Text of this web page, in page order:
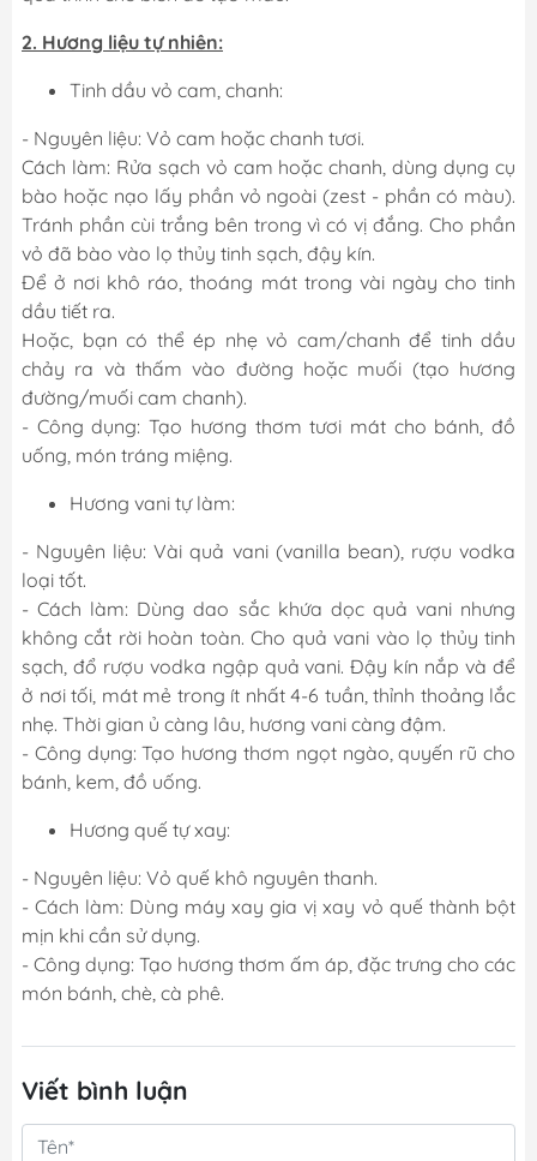
2. Hương liệu tự nhiên:
Tinh dầu vỏ cam, chanh:
- Nguyên liệu: Vỏ cam hoặc chanh tươi.
Cách làm: Rửa sạch vỏ cam hoặc chanh, dùng dụng cụ
bào hoặc nạo lấy phần vỏ ngoài (zest - phần có màu).
Tránh phần cùi trắng bên trong vì có vị đắng. Cho phần
vỏ đã bào vào lọ thủy tinh sạch, đậy kín.
Để ở nơi khô ráo, thoáng mát trong vài ngày cho tinh
dầu tiết ra.
Hoặc, bạn có thể ép nhẹ vỏ cam/chanh để tinh dầu
chảy ra và thấm vào đường hoặc muối (tạo hương
đường/muối cam chanh).
- Công dụng: Tạo hương thơm tươi mát cho bánh, đồ
uống, món tráng miệng.
Hương vani tự làm:
- Nguyên liệu: Vài quả vani (vanilla bean), rượu vodka
loại tốt.
- Cách làm: Dùng dao sắc khứa dọc quả vani nhưng
không cắt rời hoàn toàn. Cho quả vani vào lọ thủy tinh
sạch, đổ rượu vodka ngập quả vani. Đậy kín nắp và để
ở nơi tối, mát mẻ trong ít nhất 4-6 tuần, thỉnh thoảng lắc
nhẹ. Thời gian ủ càng lâu, hương vani càng đậm.
- Công dụng: Tạo hương thơm ngọt ngào, quyến rũ cho
bánh, kem, đồ uống.
Hương quế tự xay:
- Nguyên liệu: Vỏ quế khô nguyên thanh.
- Cách làm: Dùng máy xay gia vị xay vỏ quế thành bột
mịn khi cần sử dụng.
- Công dụng: Tạo hương thơm ấm áp, đặc trưng cho các
món bánh, chè, cà phê.
Viết bình luận